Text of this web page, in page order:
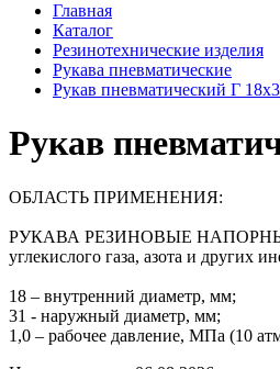
Главная
Каталог
Резинотехнические изделия
Рукава пневматические
Рукав пневматический Г
Рукав
ОБЛАСТЬ ПРИМЕНЕНИЯ:
РУКАВА РЕЗИНОВЫЕ НАПОРНЫЕ С
углекислого газа, азота и других
18 – внутренний диаметр, мм;
31 - наружный диаметр, мм;
1,0 – рабочее давление, МПа (10